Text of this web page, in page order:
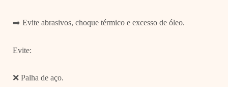
➡️ Evite abrasivos, choque térmico e excesso de óleo.
Evite:
❌ Palha de aço.